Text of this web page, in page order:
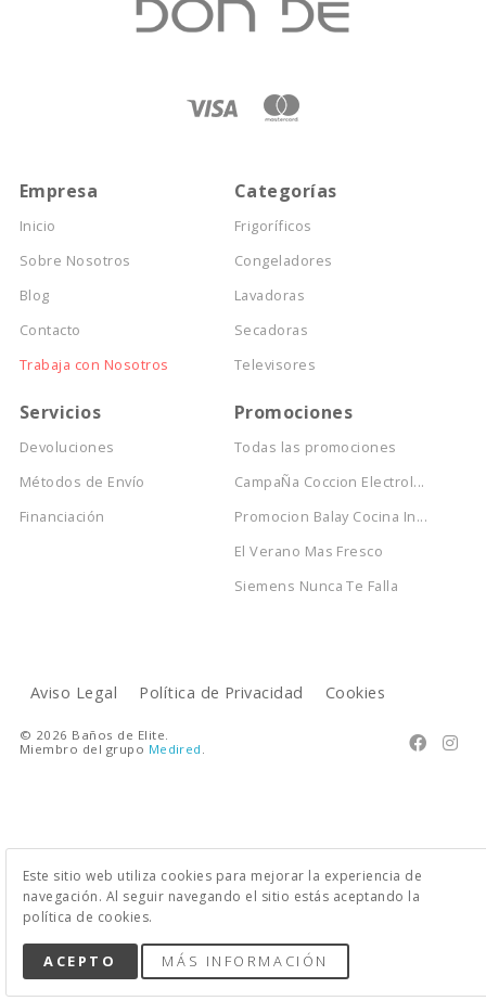
Empresa
Inicio
Sobre Nosotros
Blog
Contacto
Trabaja con Nosotros
Categorías
Frigoríficos
Congeladores
Lavadoras
Secadoras
Televisores
Servicios
Devoluciones
Métodos de Envío
Financiación
Promociones
Todas las promociones
CampaÑa Coccion Electrol...
Promocion Balay Cocina In...
El Verano Mas Fresco
Siemens Nunca Te Falla
Aviso Legal Política de Privacidad Cookies
 
© 2026 Baños de Elite.
Miembro del grupo Medired .
Este sitio web utiliza cookies para mejorar la experiencia de
navegación. Al seguir navegando el sitio estás aceptando la
política de cookies.
ACEPTO MÁS INFORMACIÓN